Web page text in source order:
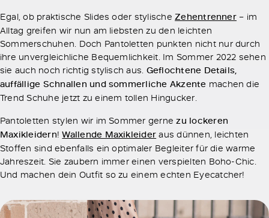
Egal, ob praktische Slides oder stylische Zehentrenner– im
Alltag greifen wir nun am liebsten zu den leichten
Sommerschuhen. Doch Pantoletten punkten nicht nur durch
ihre unvergleichliche Bequemlichkeit. Im Sommer 2022 sehen
sie auch noch richtig stylisch aus. Geflochtene Details,
auffällige Schnallen und sommerliche Akzente machen die
Trend Schuhe jetzt zu einem tollen Hingucker.
Pantoletten stylen wir im Sommer gernezu lockeren
Maxikleidern!Wallende Maxikleider aus dünnen, leichten
Stoffen sind ebenfalls ein optimaler Begleiter für die warme
Jahreszeit. Sie zaubern immer einen verspielten Boho-Chic.
Und machen dein Outfit so zu einem echten Eyecatcher!